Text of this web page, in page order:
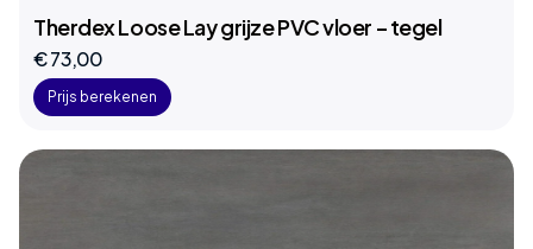
Therdex Loose Lay grijze PVC vloer – tegel
€ 73,00
Prijs berekenen